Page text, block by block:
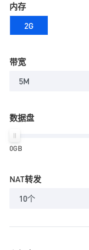
内存
2G
带宽
5M
数据盘
0GB
NAT转发
10个